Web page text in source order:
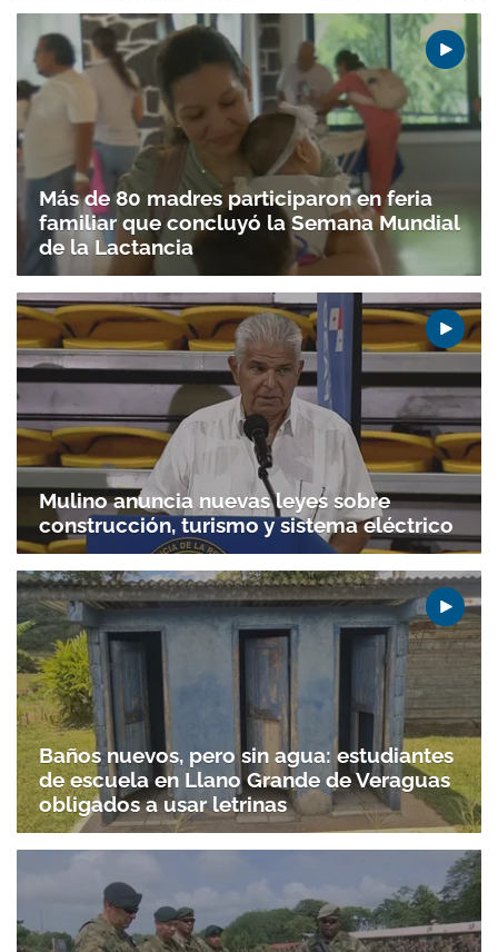
Más de 80 madres participaron en feria
familiar que concluyó la Semana Mundial
de la Lactancia
Mulino anuncia nuevas leyes sobre
construcción, turismo y sistema eléctrico
Baños nuevos, pero sin agua: estudiantes
de escuela en Llano Grande de Veraguas
obligados a usar letrinas